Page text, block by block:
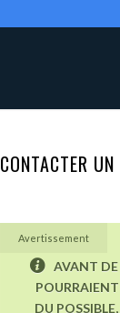
CONTACTER
Avertissement
AVANT DE
DU